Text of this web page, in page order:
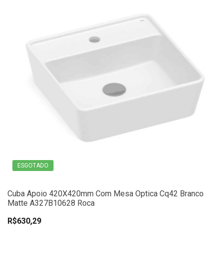
ESGOTADO
Cuba Apoio 420X420mm Com Mesa Optica Cq42 Branco
Matte A327B10628 Roca
R$630,29